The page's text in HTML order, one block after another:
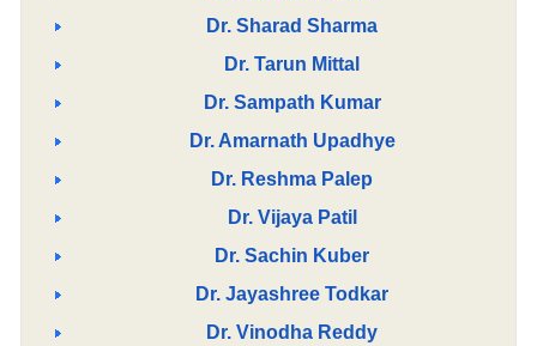
Dr. Sharad Sharma
Dr. Tarun Mittal
Dr. Sampath Kumar
Dr. Amarnath Upadhye
Dr. Reshma Palep
Dr. Vijaya Patil
Dr. Sachin Kuber
Dr. Jayashree Todkar
Dr. Vinodha Reddy